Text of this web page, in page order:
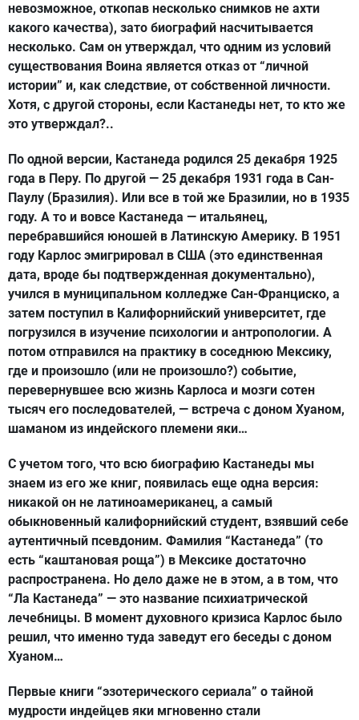
невозможное, откопав несколько снимков не ахти
какого качества), зато биографий насчитывается
несколько. Сам он утверждал, что одним из условий
существования Воина является отказ от “личной
истории” и, как следствие, от собственной личности.
Хотя, с другой стороны, если Кастанеды нет, то кто же
это утверждал?..
По одной версии, Кастанеда родился 25 декабря 1925
года в Перу. По другой — 25 декабря 1931 года в Сан-
Паулу (Бразилия). Или все в той же Бразилии, но в 1935
году. А то и вовсе Кастанеда — итальянец,
перебравшийся юношей в Латинскую Америку. В 1951
году Карлос эмигрировал в США (это единственная
дата, вроде бы подтвержденная документально),
учился в муниципальном колледже Сан-Франциско, а
затем поступил в Калифорнийский университет, где
погрузился в изучение психологии и антропологии. А
потом отправился на практику в соседнюю Мексику,
где и произошло (или не произошло?) событие,
перевернувшее всю жизнь Карлоса и мозги сотен
тысяч его последователей, — встреча с доном Хуаном,
шаманом из индейского племени яки…
С учетом того, что всю биографию Кастанеды мы
знаем из его же книг, появилась еще одна версия:
никакой он не латиноамериканец, а самый
обыкновенный калифорнийский студент, взявший себе
аутентичный псевдоним. Фамилия “Кастанеда” (то
есть “каштановая роща”) в Мексике достаточно
распространена. Но дело даже не в этом, а в том, что
“Ла Кастанеда” — это название психиатрической
лечебницы. В момент духовного кризиса Карлос было
решил, что именно туда заведут его беседы с доном
Хуаном…
Первые книги “эзотерического сериала” о тайной
мудрости индейцев яки мгновенно стали